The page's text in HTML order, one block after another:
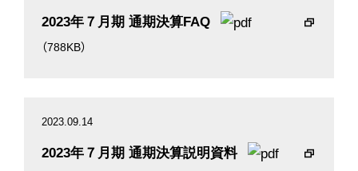
2023年７月期 通期決算FAQ
（788KB）
2023.09.14
2023年７月期 通期決算説明資料